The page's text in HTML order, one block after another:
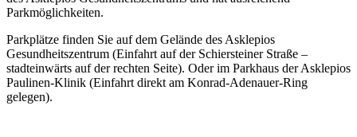
Parkmöglichkeiten.
Parkplätze finden Sie auf dem Gelände des Asklepios
Gesundheitszentrum (Einfahrt auf der Schiersteiner Straße –
stadteinwärts auf der rechten Seite). Oder im Parkhaus der Asklepios
Paulinen-Klinik (Einfahrt direkt am Konrad-Adenauer-Ring
gelegen).